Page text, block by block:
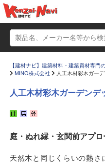
かたなび
すまいリング
【建材ナビ】建築材料・建築資材専門
MINO株式会社
人工木材彩木ガー
人工木材彩木ガーデンデ
庭・ぬれ縁・玄関前アプロ
天然木と同じくらいの熱さ